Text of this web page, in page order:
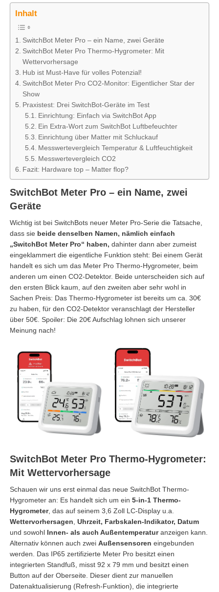
Inhalt
SwitchBot Meter Pro – ein Name, zwei Geräte
SwitchBot Meter Pro Thermo-Hygrometer: Mit
Wettervorhersage
Hub ist Must-Have für volles Potenzial!
SwitchBot Meter Pro CO2-Monitor: Eigentlicher Star der
Show
Praxistest: Drei SwitchBot-Geräte im Test
Einrichtung: Einfach via SwitchBot App
Ein Extra-Wort zum SwitchBot Luftbefeuchter
Einrichtung über Matter mit Schluckauf
Messwertevergleich Temperatur & Luftfeuchtigkeit
Messwertevergleich CO2
Fazit: Hardware top – Matter flop?
SwitchBot Meter Pro – ein Name, zwei
Geräte
Wichtig ist bei SwitchBots neuer Meter Pro-Serie die Tatsache,
dass sie beide denselben Namen, nämlich einfach
„SwitchBot Meter Pro“ haben, dahinter dann aber zumeist
eingeklammert die eigentliche Funktion steht: Bei einem Gerät
handelt es sich um das Meter Pro Thermo-Hygrometer, beim
anderen um einen CO2-Detektor. Beide unterscheiden sich auf
den ersten Blick kaum, auf den zweiten aber sehr wohl in
Sachen Preis: Das Thermo-Hygrometer ist bereits um ca. 30€
zu haben, für den CO2-Detektor veranschlagt der Hersteller
über 50€. Spoiler: Die 20€ Aufschlag lohnen sich unserer
Meinung nach!
SwitchBot Meter Pro Thermo-Hygrometer:
Mit Wettervorhersage
Schauen wir uns erst einmal das neue SwitchBot Thermo-
Hygrometer an: Es handelt sich um ein 5-in-1 Thermo-
Hygrometer, das auf seinem 3,6 Zoll LC-Display u.a.
Wettervorhersagen, Uhrzeit, Farbskalen-Indikator, Datum
und sowohl Innen- als auch Außentemperaturanzeigen kann.
Alternativ können auch zwei Außensensoren eingebunden
werden. Das IP65 zertifizierte Meter Pro besitzt einen
integrierten Standfuß, misst 92 x 79 mm und besitzt einen
Button auf der Oberseite. Dieser dient zur manuellen
Datenaktualisierung (Refresh-Funktion), die integrierte